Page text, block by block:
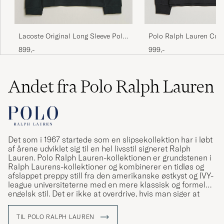
JILL S KØBTE PÅ CAREOFCARL.SE
Sitter bra. Ralp Lauren är ett av få bolag som
sen evigheter alltid håller hög nivå på
material. Fortfarande bästa märket för pikéer.
ALEXANDER B KØBTE PÅ CAREOFCARL.SE
Lacoste Original Long Sleeve Polo
Piké Dark Varech
899,-
Polo Ralph Lauren
Fit Long Sleeve Polo
999,-
Andet fra Polo Ralph Lauren
Det som i 1967 startede som en slipsekollektion har i løbt
af årene udviklet sig til en hel livsstil signeret Ralph
Lauren. Polo Ralph Lauren-kollektionen er grundstenen i
Ralph Laurens-kollektioner og kombinerer en tidløs og
afslappet preppy still fra den amerikanske østkyst og IVY-
league universiteterne med en mere klassisk og formel
engelsk stil. Det er ikke at overdrive, hvis man siger at
Ralph Lauren har været med til at definere den
TIL POLO RALPH LAUREN